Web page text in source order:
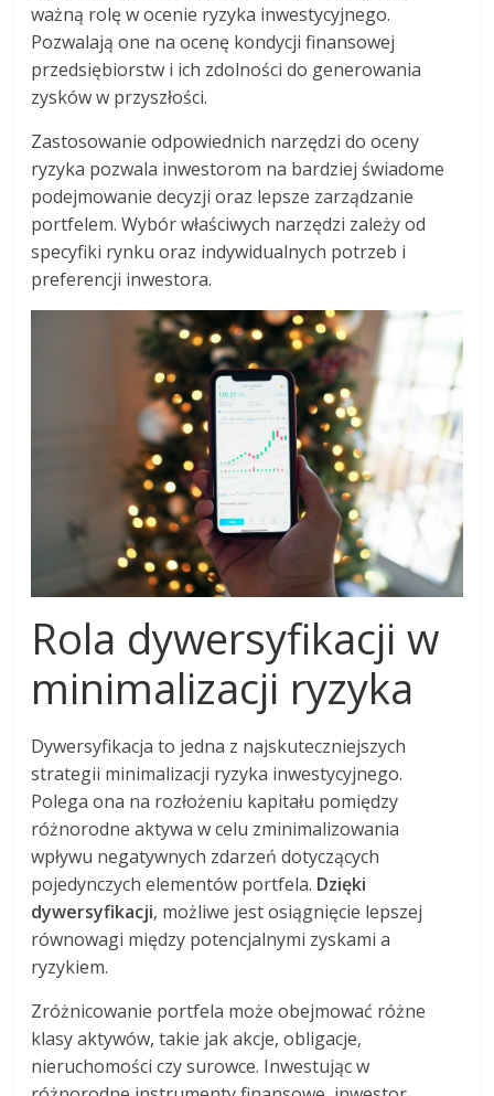
ważną rolę w ocenie ryzyka inwestycyjnego.
Pozwalają one na ocenę kondycji finansowej
przedsiębiorstw i ich zdolności do generowania
zysków w przyszłości.
Zastosowanie odpowiednich narzędzi do oceny
ryzyka pozwala inwestorom na bardziej świadome
podejmowanie decyzji oraz lepsze zarządzanie
portfelem. Wybór właściwych narzędzi zależy od
specyfiki rynku oraz indywidualnych potrzeb i
preferencji inwestora.
Rola dywersyfikacji w
minimalizacji ryzyka
Dywersyfikacja to jedna z najskuteczniejszych
strategii minimalizacji ryzyka inwestycyjnego.
Polega ona na rozłożeniu kapitału pomiędzy
różnorodne aktywa w celu zminimalizowania
wpływu negatywnych zdarzeń dotyczących
pojedynczych elementów portfela. Dzięki
dywersyfikacji, możliwe jest osiągnięcie lepszej
równowagi między potencjalnymi zyskami a
ryzykiem.
Zróżnicowanie portfela może obejmować różne
klasy aktywów, takie jak akcje, obligacje,
nieruchomości czy surowce. Inwestując w